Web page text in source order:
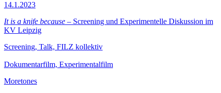
14.1.2023
It is a knife because – Screening und Experimentelle Diskussion im
KV Leipzig
Screening, Talk, FILZ kollektiv
Dokumentarfilm, Experimentalfilm
Moretones